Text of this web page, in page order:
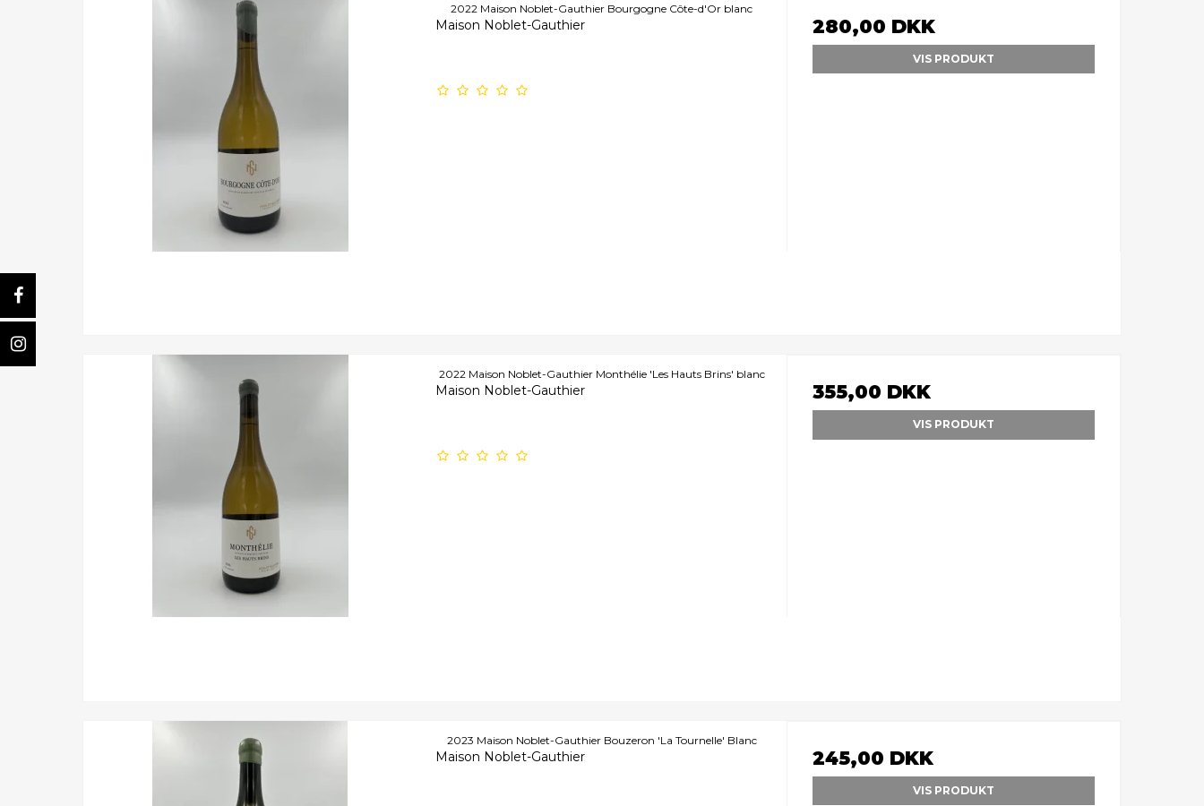
2022 Maison Noblet-Gauthier Bourgogne Côte-d'Or blanc
Maison Noblet-Gauthier 280,00 DKK
VIS PRODUKT
2022 Maison Noblet-Gauthier Monthélie 'Les Hauts Brins' blanc
Maison Noblet-Gauthier 355,00 DKK
VIS PRODUKT
2023 Maison Noblet-Gauthier Bouzeron 'La Tournelle' Blanc
Maison Noblet-Gauthier 245,00 DKK
VIS PRODUKT